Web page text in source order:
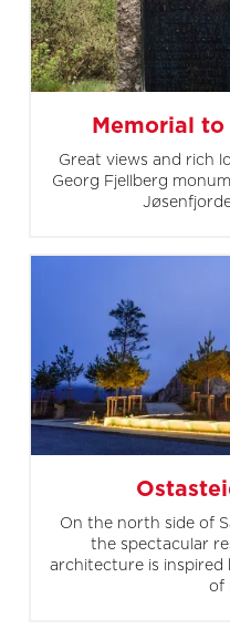
Memorial
Great views and rich
Georg Fjellberg
On the north side of
the spectacular
architecture is inspired
of